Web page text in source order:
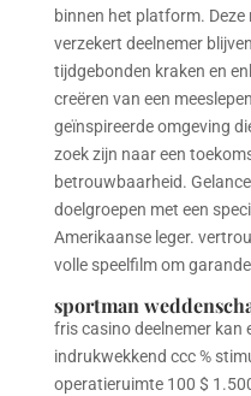
binnen het platform.
verzekert deelnemer
tijdgebonden kraken en
creëren van een
geïnspireerde omgeving
zoek zijn naar een
betrouwbaarheid.
doelgroepen met een
Amerikaanse leger.
volle speelfilm om
sportman
fris casino deelnemer kan
indrukwekkend ccc %
operatieruimte 100 $